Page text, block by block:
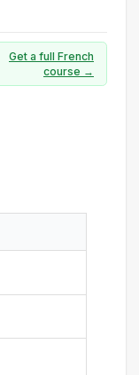
Get a full French
course →